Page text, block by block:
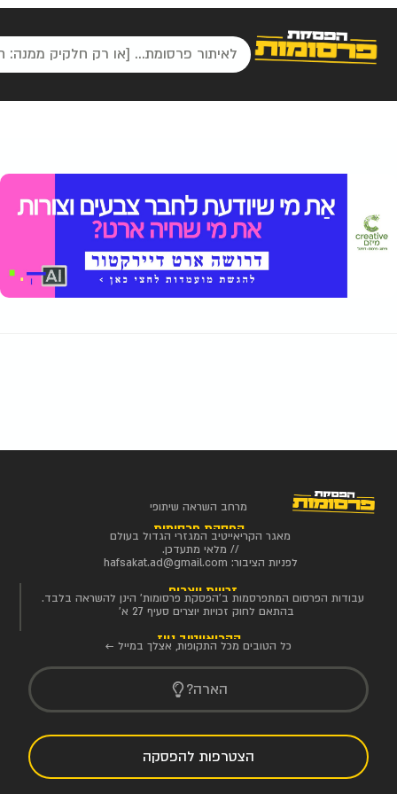
מרחב השראה שיתופי
הפסקת פרסומות
מאגר הקריאייטיב המגזרי הגדול בעולם
// מלאי מתעדכן.
לפניות הציבור: hafsakat.ad@gmail.com
זכויות יוצרים
עבודות הפרסום המתפרסמות ב'הפסקת פרסומות' הינן להשראה בלבד.
בהתאם לחוק זכויות יוצרים סעיף 27 א'
הקריאייטיב ניוז
כל הטובים מכל התקופות, אצלך במייל ←
הארה?
הצטרפות להפסקה